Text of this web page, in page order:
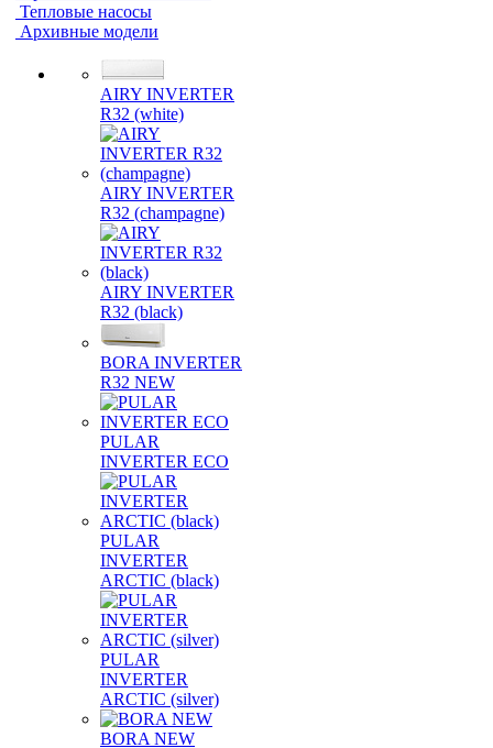
Тепловые насосы
Архивные модели
AIRY INVERTER
R32 (white)
AIRY INVERTER
R32 (champagne)
AIRY INVERTER
R32 (black)
BORA INVERTER
R32 NEW
PULAR
INVERTER ECO
PULAR
INVERTER
ARCTIC (black)
PULAR
INVERTER
ARCTIC (silver)
BORA NEW